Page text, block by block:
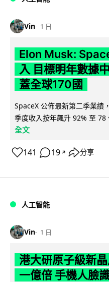
Vin 1 日
Elon Musk:
入 目標明年數據
蓋全球170國
SpaceX 公佈最新第二季業績
季度收入按年飆升 92% 至
全文
141 19 ↗ 分享
人工智能
Vin 1 日
港大研原子級新
一億倍 手機人臉